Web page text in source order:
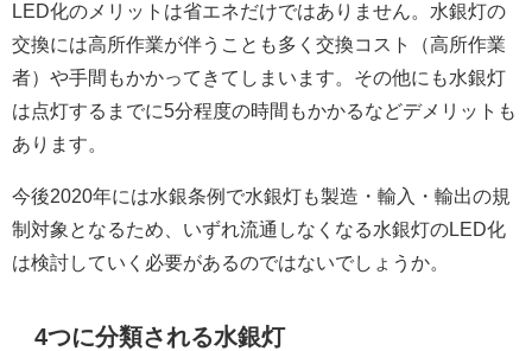
LED化のメリットは省エネだけではありません。 水銀灯の
交換には高所作業が伴うことも多く交換コスト（高所作業
者）や手間もかかってきてしまいます。その他にも水銀灯
は点灯するまでに5分程度の時間もかかるなどデメリットも
あります。
今後2020年には水銀条例で水銀灯も製造・輸入・輸出の規
制対象となるため、いずれ流通しなくなる水銀灯のLED化
は検討していく必要があるのではないでしょうか。
4つに分類される水銀灯